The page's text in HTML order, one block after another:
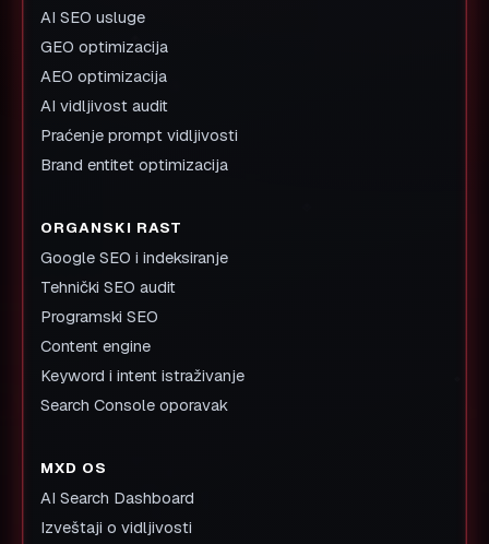
AI SEO usluge
GEO optimizacija
AEO optimizacija
AI vidljivost audit
Praćenje prompt vidljivosti
Brand entitet optimizacija
ORGANSKI RAST
Google SEO i indeksiranje
Tehnički SEO audit
Programski SEO
Content engine
Keyword i intent istraživanje
Search Console oporavak
MXD OS
AI Search Dashboard
Izveštaji o vidljivosti